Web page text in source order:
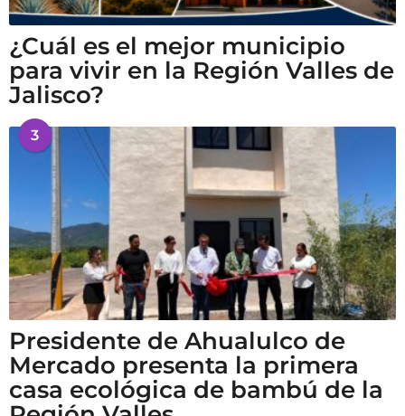
¿Cuál es el mejor municipio
para vivir en la Región Valles de
Jalisco?
3
Presidente de Ahualulco de
Mercado presenta la primera
casa ecológica de bambú de la